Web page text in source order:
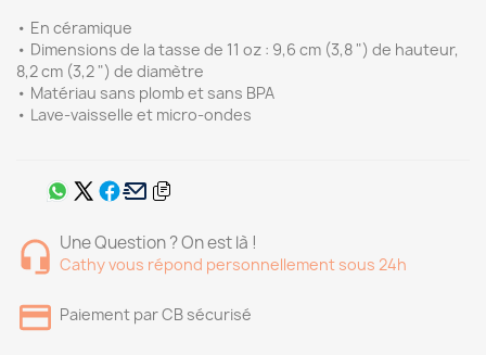
• En céramique
• Dimensions de la tasse de 11 oz : 9,6 cm (3,8 ") de hauteur,
8,2 cm (3,2 ") de diamètre
• Matériau sans plomb et sans BPA
• Lave-vaisselle et micro-ondes
Une Question ? On est là !
Cathy vous répond personnellement sous 24h
Paiement par CB sécurisé